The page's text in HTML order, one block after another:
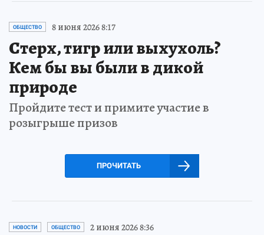
ОБЩЕСТВО 8 июня 2026 8:17
Стерх, тигр или выхухоль?
Кем бы вы были в дикой
природе
Пройдите тест и примите участие в
розыгрыше призов
ПРОЧИТАТЬ
НОВОСТИ ОБЩЕСТВО 2 июня 2026 8:36